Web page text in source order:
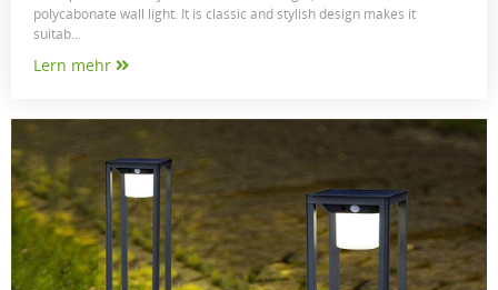
polycabonate wall light. It is classic and stylish design makes it
suitab...
Lern mehr